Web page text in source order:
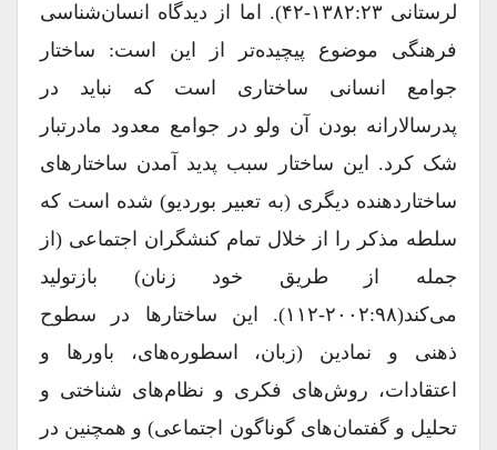
لرستانی ۱۳۸۲:۲۳-۴۲). اما از دیدگاه انسان‌شناسی
فرهنگی موضوع پیچیده‌تر از این است: ساختار
جوامع انسانی ساختاری است که نباید در
پدرسالارانه بودن آن ولو در جوامع معدود مادر‌تبار
شک کرد. این ساختار سبب پدید آمدن ساختارهای
ساختاردهنده دیگری (به تعبیر بوردیو) شده است که
سلطه مذکر را از خلال تمام کنشگران اجتماعی (از
جمله از طریق خود زنان) بازتولید
می‌کند(۲۰۰۲:۹۸-۱۱۲). این ساختارها در سطوح
ذهنی و نمادین (زبان، اسطوره‌های، باور‌ها و
اعتقادات، روش‌های فکری و نظام‌های شناختی و
تحلیل و گفتمان‌های گوناگون اجتماعی) و همچنین در